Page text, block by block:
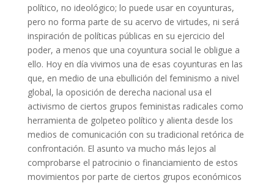
político, no ideológico; lo puede usar en coyunturas,
pero no forma parte de su acervo de virtudes, ni será
inspiración de políticas públicas en su ejercicio del
poder, a menos que una coyuntura social le obligue a
ello. Hoy en día vivimos una de esas coyunturas en las
que, en medio de una ebullición del feminismo a nivel
global, la oposición de derecha nacional usa el
activismo de ciertos grupos feministas radicales como
herramienta de golpeteo político y alienta desde los
medios de comunicación con su tradicional retórica de
confrontación. El asunto va mucho más lejos al
comprobarse el patrocinio o financiamiento de estos
movimientos por parte de ciertos grupos económicos